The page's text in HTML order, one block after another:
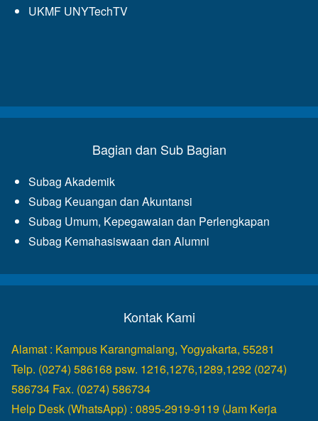
UKMF UNYTechTV
Bagian dan Sub Bagian
Subag Akademik
Subag Keuangan dan Akuntansi
Subag Umum, Kepegawaian dan Perlengkapan
Subag Kemahasiswaan dan Alumni
Kontak Kami
Alamat : Kampus Karangmalang, Yogyakarta, 55281
Telp. (0274) 586168 psw. 1216,1276,1289,1292 (0274)
586734 Fax. (0274) 586734
Help Desk (WhatsApp) : 0895-2919-9119 (Jam Kerja